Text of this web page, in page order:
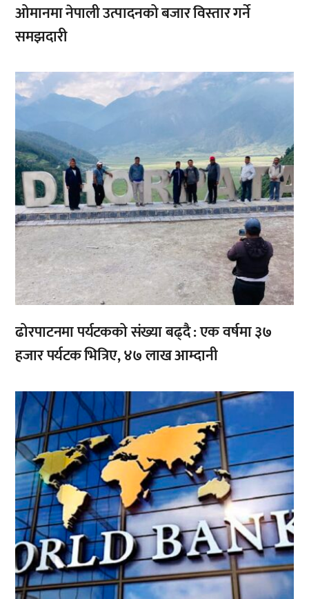
ओमानमा नेपाली उत्पादनको बजार विस्तार गर्ने
समझदारी
,,
ढोरपाटनमा पर्यटकको संख्या बढ्दै : एक वर्षमा ३७
हजार पर्यटक भित्रिए, ४७ लाख आम्दानी